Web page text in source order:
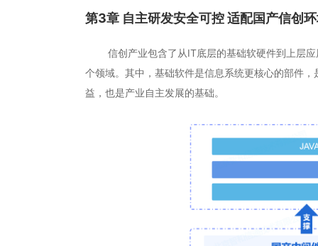
第3章 自主研发安全可控 适配国产信创
信创产业包含了从IT底层的基础软硬件到上层应
个领域。其中，基础软件是信息系统更核心的部件
益，也是产业自主发展的基础。